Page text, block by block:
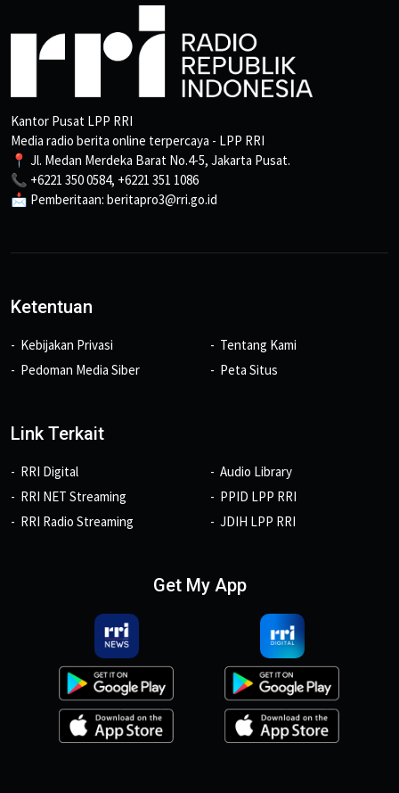
Kantor Pusat LPP RRI
Media radio berita online terpercaya - LPP RRI
📍 Jl. Medan Merdeka Barat No.4-5, Jakarta Pusat.
📞 +6221 350 0584, +6221 351 1086
📩 Pemberitaan: beritapro3@rri.go.id
Ketentuan
Kebijakan Privasi
Pedoman Media Siber
Tentang Kami
Peta Situs
Link Terkait
RRI Digital
RRI NET Streaming
RRI Radio Streaming
Audio Library
PPID LPP RRI
JDIH LPP RRI
Get My App